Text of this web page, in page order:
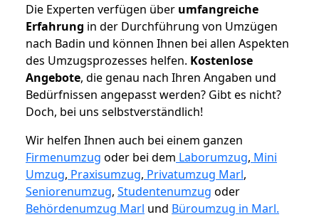
Die Experten verfügen über umfangreiche
Erfahrung in der Durchführung von Umzügen
nach Badin und können Ihnen bei allen Aspekten
des Umzugsprozesses helfen. Kostenlose
Angebote, die genau nach Ihren Angaben und
Bedürfnissen angepasst werden? Gibt es nicht?
Doch, bei uns selbstverständlich!
Wir helfen Ihnen auch bei einem ganzen
Firmenumzug oder bei dem Laborumzug, Mini
Umzug, Praxisumzug, Privatumzug Marl,
Seniorenumzug, Studentenumzug oder
Behördenumzug Marl und Büroumzug in Marl.